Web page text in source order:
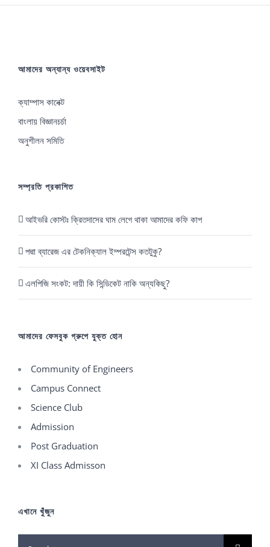
আমাদের অন্যান্য ওয়েবসাইট
ক্যাম্পাস কানেক্ট
বাংলায় বিজ্ঞানচর্চা
অনুশীলন সমিতি
সম্প্রতি প্রকাশিত
আইভরি কোস্টঃ ক্রিতদাসের ঘাম লেগে থাকা আমাদের কফি কাপ
পদ্মা ব্যারেজ এর টেকনিক্যাল ইম্পরটেন্স কতটুকু?
এলপিজি সংকট: দায়ী কি সিন্ডিকেট নাকি অন্যকিছু?
আমাদের ফেসবুক গ্রুপে যুক্ত হোন
Community of Engineers
Campus Connect
Science Club
Admission
Post Graduation
XI Class Admisson
এখানে খুঁজুন
Search